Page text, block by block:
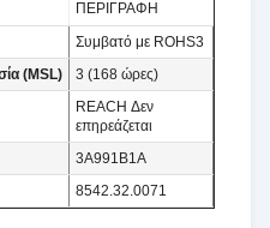
ΠΕΡΙΓΡΑΦΗ
Συμβατό με ROHS3
(MSL)
3 (168 ώρες)
REACH Δεν
επηρεάζεται
3A991B1A
8542.32.0071